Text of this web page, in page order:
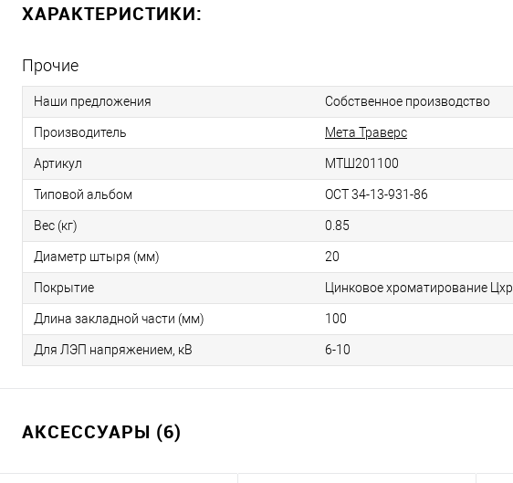
ХАРАКТЕРИСТИКИ:
Прочие
Наши предложения Собственное производство
Производитель Мета Траверс
Артикул МТШ201100
Типовой альбом ОСТ 34-13-931-86
Вес (кг) 0.85
Диаметр штыря (мм) 20
Покрытие Цинковое хроматирование Цхр
Длина закладной части (мм) 100
Для ЛЭП напряжением, кВ 6-10
АКСЕССУАРЫ (6)